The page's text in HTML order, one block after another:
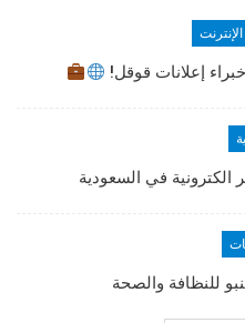
إعلانات قوقل!
في السعودية
للنظافة والصحة